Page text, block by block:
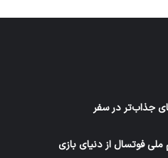
فوتسال از دنیای بازی